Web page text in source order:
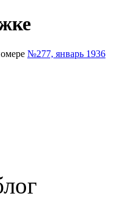
№277, январь 1936